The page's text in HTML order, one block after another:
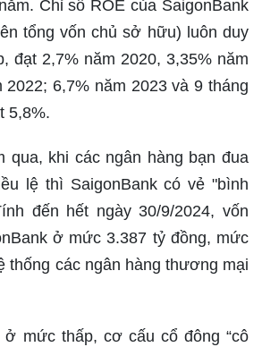
Chỉ số ROE của SaigonBank
tổng vốn chủ sở hữu) luôn duy
đạt 2,7% năm 2020, 3,35% năm
2022; 6,7% năm 2023 và 9 tháng
5,8%.
qua, khi các ngân hàng bạn đua
lệ thì SaigonBank có vẻ "bình
đến hết ngày 30/9/2024, vốn
ở mức 3.387 tỷ đồng, mức
thống các ngân hàng thương mại
mức thấp, cơ cấu cổ đông “cô